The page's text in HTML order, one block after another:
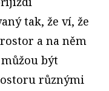
tak, že ví, že
a na něm
být
různými